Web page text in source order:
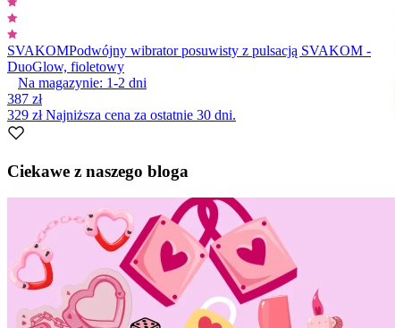
SVAKOMPodwójny wibrator posuwisty z pulsacją SVAKOM -
DuoGlow, fioletowy
Na magazynie: 1-2 dni
387 zł
329 złNajniższa cena za ostatnie 30 dni.
1
10
Ciekawe z naszego bloga